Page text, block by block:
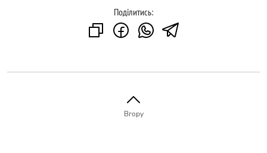
Поділитись:
Вгору